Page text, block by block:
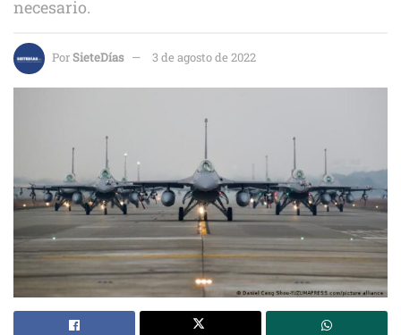
necesario.
PorSieteDías 3 de agosto de 2022